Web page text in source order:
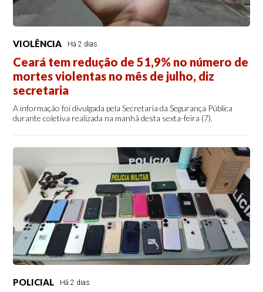
VIOLÊNCIA Há 2 dias
Ceará tem redução de 51,9% no número de
mortes violentas no mês de julho, diz
secretaria
A informação foi divulgada pela Secretaria da Segurança Pública
durante coletiva realizada na manhã desta sexta-feira (7).
POLICIAL Há 2 dias